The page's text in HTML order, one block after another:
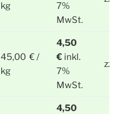
kg
7%
MwSt.
45,00 € /
kg
4,50
€ inkl.
7%
MwSt.
zzgl.
4,50